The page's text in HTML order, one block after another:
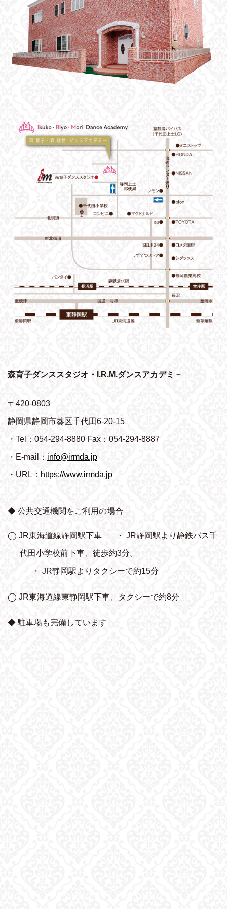
森育子ダンススタジオ・I.R.M.ダンスアカデミ－
〒420-0803
静岡県静岡市葵区千代田6-20-15
・Tel：054-294-8880 Fax：054-294-8887
・E-mail： info@irmda.jp
・URL： https://www.irmda.jp
◆ 公共交通機関をご利用の場合
◯ JR東海道線静岡駅下車 ・ JR静岡駅より静鉄バス千
代田小学校前下車、 徒歩約3分。
・ JR静岡駅よりタクシーで約15分
◯ JR東海道線東静岡駅下車、タクシーで約8分
◆ 駐車場も完備しています